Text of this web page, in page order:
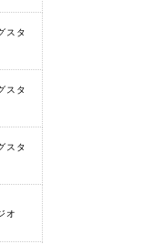
スタ
スタ
スタ
オ